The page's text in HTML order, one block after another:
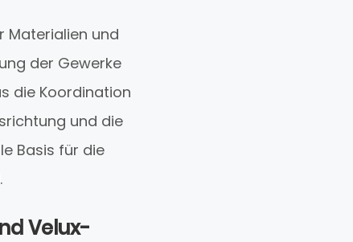
Materialien und
der Gewerke
die Koordination
und die
Basis für die
Velux-